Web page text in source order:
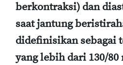
berkontraksi) dan
saat jantung
didefinisikan sebagai
yang lebih dari 130/